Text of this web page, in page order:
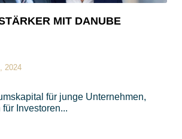
MIT DANUBE
2024
für junge Unternehmen,
Investoren...